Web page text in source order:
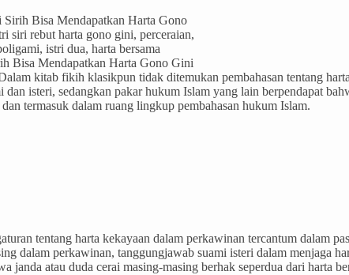
Bisa Mendapatkan Harta Gono Gini
kitab fikih klasikpun tidak ditemukan pembahasan tentang
dan isteri, sedangkan pakar hukum Islam yang lain berpendapat
termasuk dalam ruang lingkup pembahasan hukum Islam.
tentang harta kekayaan dalam perkawinan tercantum dalam
dalam perkawinan, tanggungjawab suami isteri dalam menjaga
atau duda cerai masing-masing berhak seperdua dari harta